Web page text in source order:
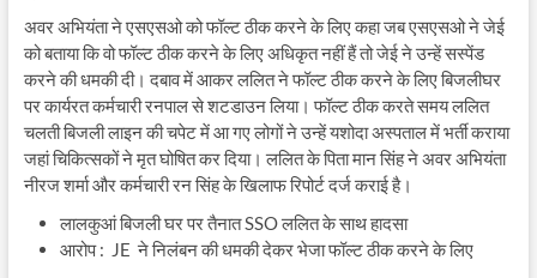
अवर अभियंता ने एसएसओ को फॉल्ट ठीक करने के लिए कहा जब एसएसओ ने जेई
को बताया कि वो फॉल्ट ठीक करने के लिए अधिकृत नहीं हैं तो जेई ने उन्हें सस्पेंड
करने की धमकी दी। दबाव में आकर ललित ने फॉल्ट ठीक करने के लिए बिजलीघर
पर कार्यरत कर्मचारी रनपाल से शटडाउन लिया। फॉल्ट ठीक करते समय ललित
चलती बिजली लाइन की चपेट में आ गए लोगों ने उन्हें यशोदा अस्पताल में भर्ती कराया
जहां चिकित्सकों ने मृत घोषित कर दिया। ललित के पिता मान सिंह ने अवर अभियंता
नीरज शर्मा और कर्मचारी रन सिंह के खिलाफ रिपोर्ट दर्ज कराई है।
लालकुआं बिजली घर पर तैनात SSO ललित के साथ हादसा
आरोप : JE ने निलंबन की धमकी देकर भेजा फॉल्ट ठीक करने के लिए